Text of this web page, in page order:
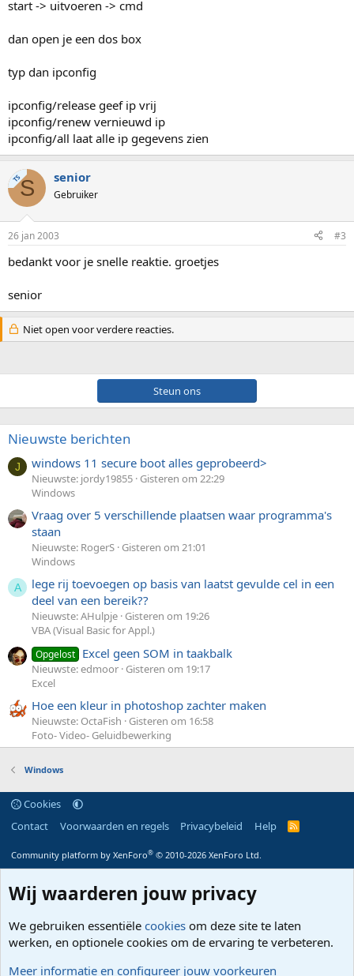
start -> uitvoeren -> cmd
dan open je een dos box
typ dan ipconfig
ipconfig/release geef ip vrij
ipconfig/renew vernieuwd ip
ipconfig/all laat alle ip gegevens zien
TSS senior
Gebruiker
26 jan 2003 #3
bedankt voor je snelle reaktie. groetjes
senior
Niet open voor verdere reacties.
Steun ons
Nieuwste berichten
J windows 11 secure boot alles geprobeerd>
Nieuwste: jordy19855 Gisteren om 22:29
Windows
Vraag over 5 verschillende plaatsen waar programma's
staan
Nieuwste: RogerS Gisteren om 21:01
Windows
A
lege rij toevoegen op basis van laatst gevulde cel in een
deel van een bereik??
Nieuwste: AHulpje Gisteren om 19:26
VBA (Visual Basic for Appl.)
Opgelost Excel geen SOM in taakbalk
Nieuwste: edmoor Gisteren om 19:17
Excel
Hoe een kleur in photoshop zachter maken
Nieuwste: OctaFish
Gisteren om 16:58
Foto- Video- Geluidbewerking
Windows
Cookies
Contact
Voorwaarden en regels Privacybeleid Help
R
Community platform by XenForo® © 2010-2026 XenForo Ltd.
Wij waarderen jouw privacy
We gebruiken essentiële cookies om deze site te laten
werken, en optionele cookies om de ervaring te verbeteren.
Meer informatie en configureer jouw voorkeuren